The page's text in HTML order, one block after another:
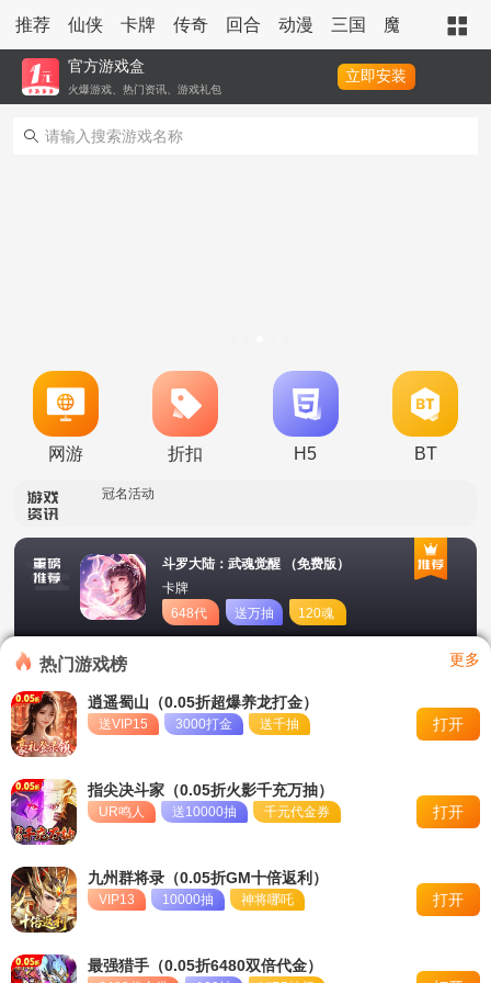
推荐 仙侠 卡牌 传奇 回合 动漫 三国 魔幻 策略
官方游戏盒
火爆游戏、热门资讯、游戏礼包
立即安装
网游 折扣 H5 BT
转游活动
新区单日助力活动
冠名活动
单日大额福利
转游活动
新区首日十倍超值返利
单日大额福利
斗罗大陆：武魂觉醒 （免费版）
卡牌
648代
币
送万抽
120魂
币
热门游戏榜 更多
逍遥蜀山（0.05折超爆养龙打金）
送VIP15 3000打金 送千抽 打开
指尖决斗家（0.05折火影千充万抽）
UR鸣人 送10000抽 千元代金券 打开
九州群将录（0.05折GM十倍返利）
VIP13 10000抽 神将哪吒 打开
最强猎手（0.05折6480双倍代金）